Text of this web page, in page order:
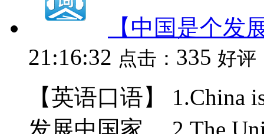
【中国是个发
21:16:32 点击： 335 好评
【英语口语】 1.China